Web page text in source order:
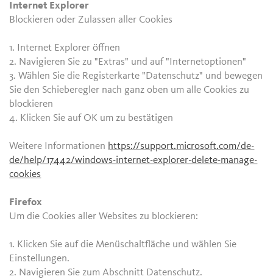
Internet Explorer
Blockieren oder Zulassen aller Cookies
1. Internet Explorer öffnen
2. Navigieren Sie zu "Extras" und auf "Internetoptionen"
3. Wählen Sie die Registerkarte "Datenschutz" und bewegen
Sie den Schieberegler nach ganz oben um alle Cookies zu
blockieren
4. Klicken Sie auf OK um zu bestätigen
Weitere Informationen https://support.microsoft.com/de-
de/help/17442/windows-internet-explorer-delete-manage-
cookies
Firefox
Um die Cookies aller Websites zu blockieren:
1. Klicken Sie auf die Menüschaltfläche und wählen Sie
Einstellungen.
2. Navigieren Sie zum Abschnitt Datenschutz.